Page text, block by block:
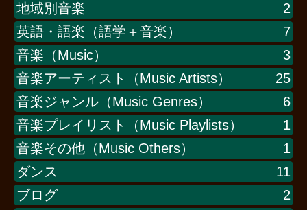
地域別音楽
2
英語・語楽（語学＋音楽）
7
音楽（Music）
3
音楽アーティスト（Music Artists）
25
音楽ジャンル（Music Genres）
6
音楽プレイリスト（Music Playlists）
1
音楽その他（Music Others）
1
ダンス
11
ブログ
2